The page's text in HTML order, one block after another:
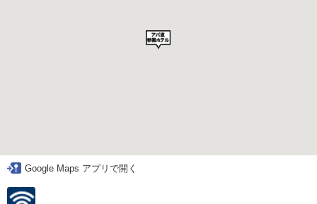
Google Maps アプリで開く